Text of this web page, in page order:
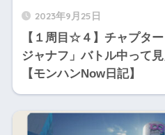
2023年9月25日
【１周目☆４】チャプタ
ジャナフ」バトル中って
【モンハンNow日記】